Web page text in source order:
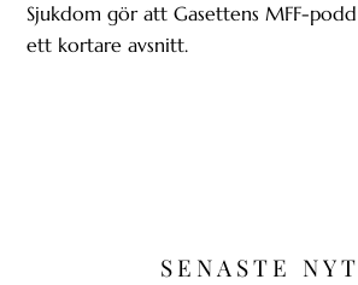
Sjukdom gör att Gasettens MFF-
ett kortare avsnitt.
SENASTE